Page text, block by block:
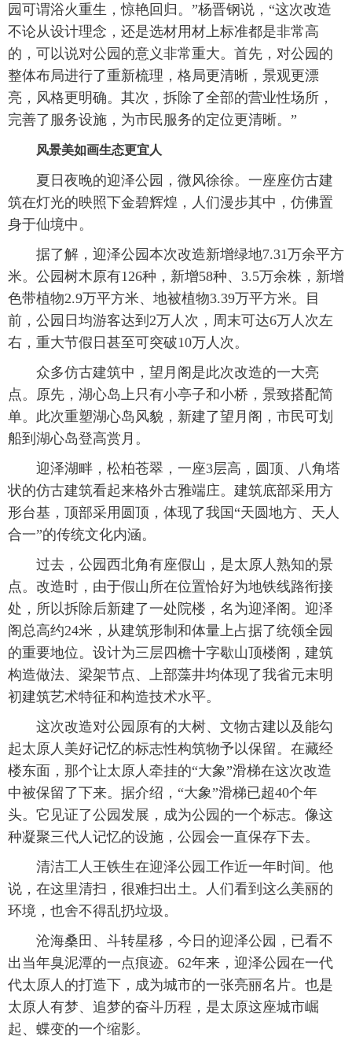
园可谓浴火重生，惊艳回归。”杨晋钢说，“这次改造
不论从设计理念，还是选材用材上标准都是非常高
的，可以说对公园的意义非常重大。首先，对公园的
整体布局进行了重新梳理，格局更清晰，景观更漂
亮，风格更明确。其次，拆除了全部的营业性场所，
完善了服务设施，为市民服务的定位更清晰。”
风景美如画生态更宜人
夏日夜晚的迎泽公园，微风徐徐。一座座仿古建
筑在灯光的映照下金碧辉煌，人们漫步其中，仿佛置
身于仙境中。
据了解，迎泽公园本次改造新增绿地7.31万余平方
米。公园树木原有126种，新增58种、3.5万余株，新增
色带植物2.9万平方米、地被植物3.39万平方米。目
前，公园日均游客达到2万人次，周末可达6万人次左
右，重大节假日甚至可突破10万人次。
众多仿古建筑中，望月阁是此次改造的一大亮
点。原先，湖心岛上只有小亭子和小桥，景致搭配简
单。此次重塑湖心岛风貌，新建了望月阁，市民可划
船到湖心岛登高赏月。
迎泽湖畔，松柏苍翠，一座3层高，圆顶、八角塔
状的仿古建筑看起来格外古雅端庄。建筑底部采用方
形台基，顶部采用圆顶，体现了我国“天圆地方、天人
合一”的传统文化内涵。
过去，公园西北角有座假山，是太原人熟知的景
点。改造时，由于假山所在位置恰好为地铁线路衔接
处，所以拆除后新建了一处院楼，名为迎泽阁。迎泽
阁总高约24米，从建筑形制和体量上占据了统领全园
的重要地位。设计为三层四檐十字歇山顶楼阁，建筑
构造做法、梁架节点、上部藻井均体现了我省元末明
初建筑艺术特征和构造技术水平。
这次改造对公园原有的大树、文物古建以及能勾
起太原人美好记忆的标志性构筑物予以保留。在藏经
楼东面，那个让太原人牵挂的“大象”滑梯在这次改造
中被保留了下来。据介绍，“大象”滑梯已超40个年
头。它见证了公园发展，成为公园的一个标志。像这
种凝聚三代人记忆的设施，公园会一直保存下去。
清洁工人王铁生在迎泽公园工作近一年时间。他
说，在这里清扫，很难扫出土。人们看到这么美丽的
环境，也舍不得乱扔垃圾。
沧海桑田、斗转星移，今日的迎泽公园，已看不
出当年臭泥潭的一点痕迹。62年来，迎泽公园在一代
代太原人的打造下，成为城市的一张亮丽名片。也是
太原人有梦、追梦的奋斗历程，是太原这座城市崛
起、蝶变的一个缩影。